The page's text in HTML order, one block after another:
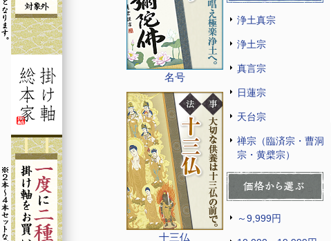
名号
十三仏
浄土真宗
浄土宗
真言宗
日蓮宗
天台宗
禅宗（臨済宗・曹洞
宗・黄檗宗）
～9,999円